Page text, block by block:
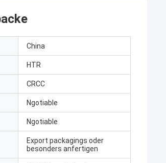
China
HTR
CRCC
Ngotiable
Ngotiable
Export packagings oder
besonders anfertigen